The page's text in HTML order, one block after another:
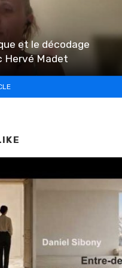
et le décodage
Hervé Madet